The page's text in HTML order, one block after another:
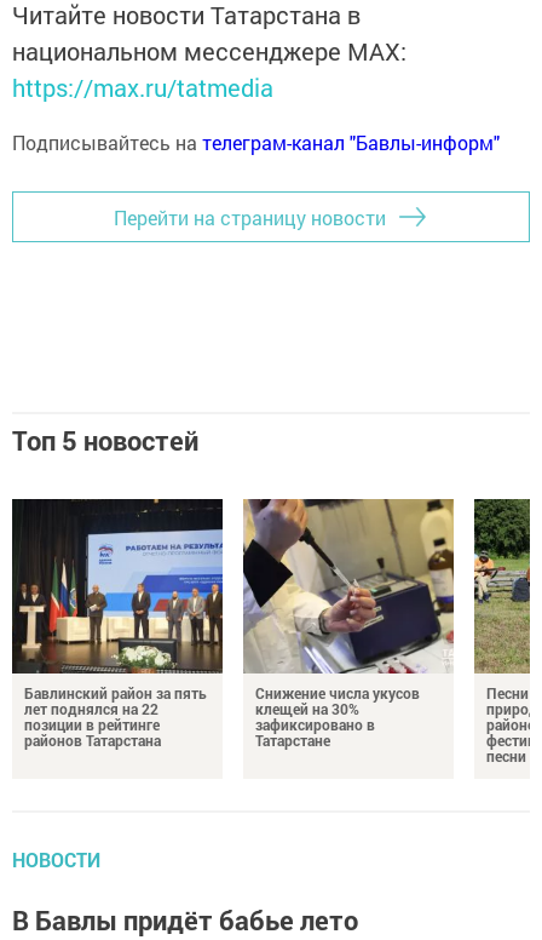
Читайте новости Татарстана в
национальном мессенджере MАХ:
https://max.ru/tatmedia
Подписывайтесь на телеграм-канал "Бавлы-информ"
Перейти на страницу новости
Топ 5 новостей
Бавлинский район за пять
лет поднялся на 22
позиции в рейтинге
районов Татарстана
Снижение числа укусов
клещей на 30%
зафиксировано в
Татарстане
Песни
районе
песни
НОВОСТИ
В Бавлы придёт бабье лето